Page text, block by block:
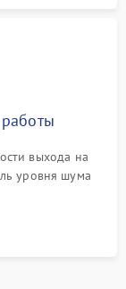
выхода на
уровня шума
и корректного
оттайки.